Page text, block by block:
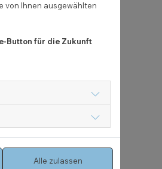
von Ihnen ausgewählten
Button für die Zukunft
Alle zulassen